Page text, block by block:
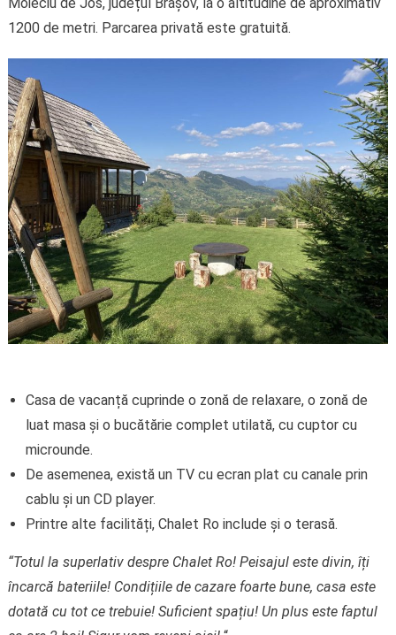
Moieciu de Jos, județul Brașov, la o altitudine de aproximativ
1200 de metri. Parcarea privată este gratuită.
Casa de vacanță cuprinde o zonă de relaxare, o zonă de
luat masa și o bucătărie complet utilată, cu cuptor cu
microunde.
De asemenea, există un TV cu ecran plat cu canale prin
cablu și un CD player.
Printre alte facilități, Chalet Ro include și o terasă.
“Totul la superlativ despre Chalet Ro! Peisajul este divin, îți
încarcă bateriile! Condițiile de cazare foarte bune, casa este
dotată cu tot ce trebuie! Suficient spațiu! Un plus este faptul